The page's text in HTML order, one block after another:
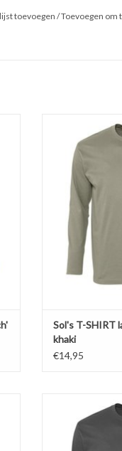
toevoegen /Toevoegen om
ronde hals
11 kleuren in
Gemaakt van
Versterkte
Sol's T-SHIRT
khaki
€14,95
Basic t-shirt
mouwen en
erkrijgbaar in 11